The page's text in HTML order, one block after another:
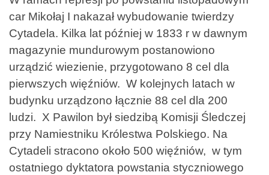
car Mikołaj I nakazał wybudowanie twierdzy
Cytadela. Kilka lat później w 1833 r w dawnym
magazynie mundurowym postanowiono
urządzić wiezienie, przygotowano 8 cel dla
pierwszych więźniów. W kolejnych latach w
budynku urządzono łącznie 88 cel dla 200
ludzi. X Pawilon był siedzibą Komisji Śledczej
przy Namiestniku Królestwa Polskiego. Na
Cytadeli stracono około 500 więźniów, w tym
ostatniego dyktatora powstania styczniowego